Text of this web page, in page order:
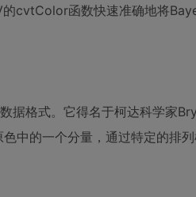
cvtColor函数快速准确地将
据格式。它得名于柯达科学家
中的一个分量，通过特定的排